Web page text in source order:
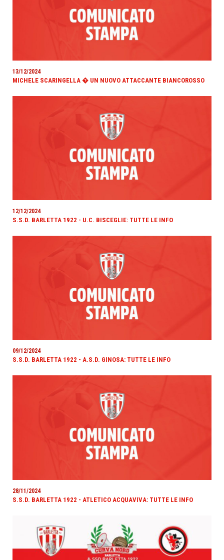
13/12/2024
MICHELE SCARINGELLA � UN NUOVO ATTACCANTE BIANCOROSSO
12/12/2024
S.S.D. BARLETTA 1922 - U.C. BISCEGLIE: TUTTE LE INFO
09/12/2024
S.S.D. BARLETTA 1922 - A.S.D. GINOSA: TUTTE LE INFO
28/11/2024
S.S.D. BARLETTA 1922 - ATLETICO ACQUAVIVA: TUTTE LE INFO